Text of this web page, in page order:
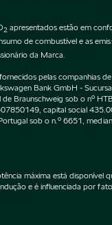
2 apresentados estão em
de combustível e as
da Marca.
pelas companhias
Bank GmbH -
de Braunschweig sob o
capital social
sob o n.º 6651,
máxima está
e é influenciada por